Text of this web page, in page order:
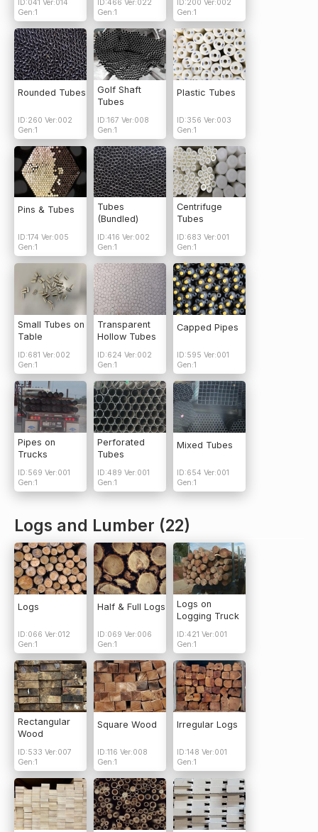
ID:041 Ver:014
Gen:1
ID:466 Ver:022
Gen:1
ID:200 Ver:002
Gen:1
Rounded Tubes
ID:260 Ver:002
Gen:1
Golf Shaft
Tubes
ID:167 Ver:008
Gen:1
Plastic Tubes
ID:356 Ver:003
Gen:1
Pins & Tubes
ID:174 Ver:005
Gen:1
Tubes
(Bundled)
ID:416 Ver:002
Gen:1
Centrifuge
Tubes
ID:683 Ver:001
Gen:1
Small Tubes on
Table
ID:681 Ver:002
Gen:1
Transparent
Hollow Tubes
ID:624 Ver:002
Gen:1
Capped Pipes
ID:595 Ver:001
Gen:1
Pipes on
Trucks
ID:569 Ver:001
Gen:1
Perforated
Tubes
ID:489 Ver:001
Gen:1
Mixed Tubes
ID:654 Ver:001
Gen:1
Logs and Lumber (22)
Logs
ID:066 Ver:012
Gen:1
Half & Full Logs
ID:069 Ver:006
Gen:1
Logs on
Logging Truck
ID:421 Ver:001
Gen:1
Rectangular
Wood
ID:533 Ver:007
Gen:1
Square Wood
ID:116 Ver:008
Gen:1
Irregular Logs
ID:148 Ver:001
Gen:1